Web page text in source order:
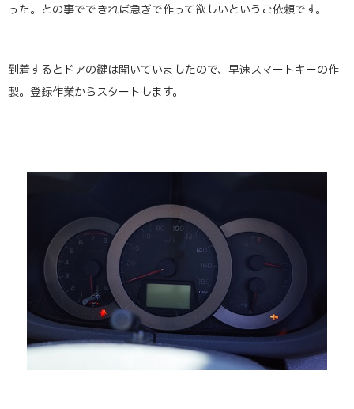
った。との事でできれば急ぎで作って欲しいというご依頼です。
到着するとドアの鍵は開いていましたので、早速スマートキーの作
製。登録作業からスタートします。